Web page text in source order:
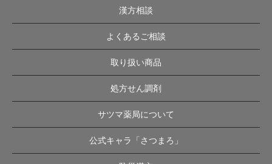
漢方相談
よくあるご相談
取り扱い商品
処方せん調剤
サツマ薬局について
公式キャラ「さつまろ」